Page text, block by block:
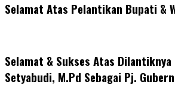
Selamat Atas Pelantikan Bupati &
Selamat & Sukses Atas Dilantiknya
Setyabudi, M.Pd Sebagai Pj.